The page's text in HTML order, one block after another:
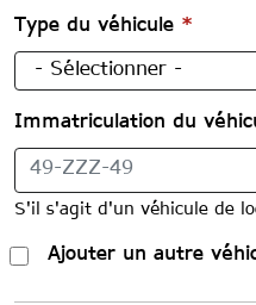
Type du véhicule *
Immatriculation du
S'il s'agit d'un véhicule de
Ajouter un autre